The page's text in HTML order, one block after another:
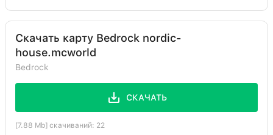
Скачать карту Bedrock nordic-
house.mcworld
Bedrock
СКАЧАТЬ
[7.88 Mb] скачиваний: 22